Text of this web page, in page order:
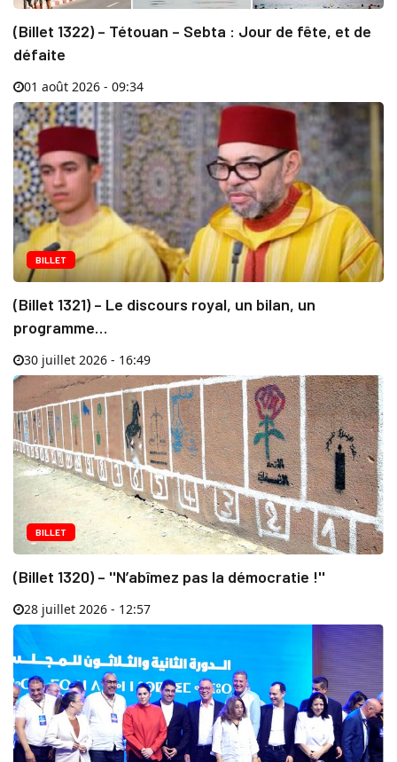
(Billet 1322) – Tétouan – Sebta : Jour de fête, et de
défaite
01 août 2026 - 09:34
BILLET
(Billet 1321) – Le discours royal, un bilan, un
programme…
30 juillet 2026 - 16:49
BILLET
(Billet 1320) – ''N’abîmez pas la démocratie !''
28 juillet 2026 - 12:57